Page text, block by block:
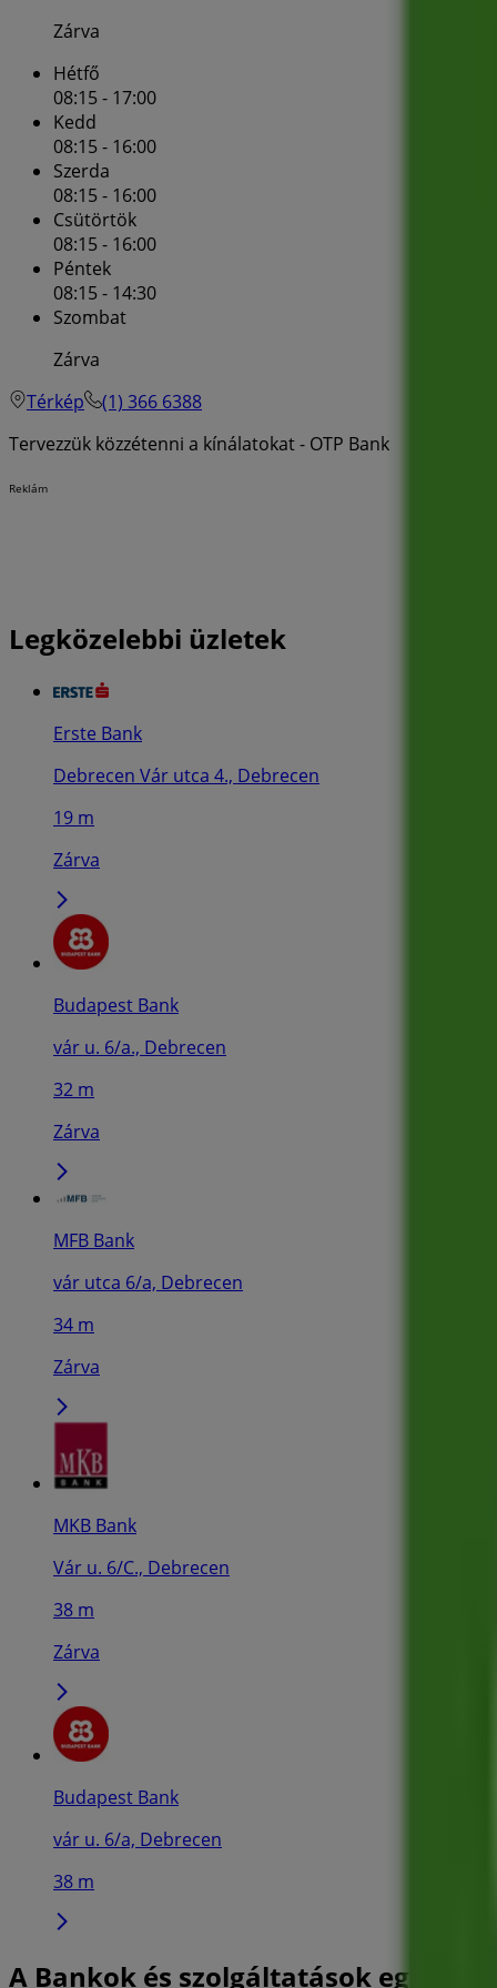
Zárva
Hétfő
08:15 - 17:00
Kedd
08:15 - 16:00
Szerda
08:15 - 16:00
Csütörtök
08:15 - 16:00
Péntek
08:15 - 14:30
Szombat
Zárva
Térkép
(1) 366 6388
Tervezzük közzétenni a kínálatokat - OTP Bank
Reklám
Legközelebbi üzletek
Erste Bank
Debrecen Vár utca 4., Debrecen
19 m
Zárva
Budapest Bank
vár u. 6/a., Debrecen
32 m
Zárva
MFB Bank
vár utca 6/a, Debrecen
34 m
Zárva
MKB Bank
Vár u. 6/C., Debrecen
38 m
Zárva
Budapest Bank
vár u. 6/a, Debrecen
38 m
A Bankok és szolgáltatások egyéb